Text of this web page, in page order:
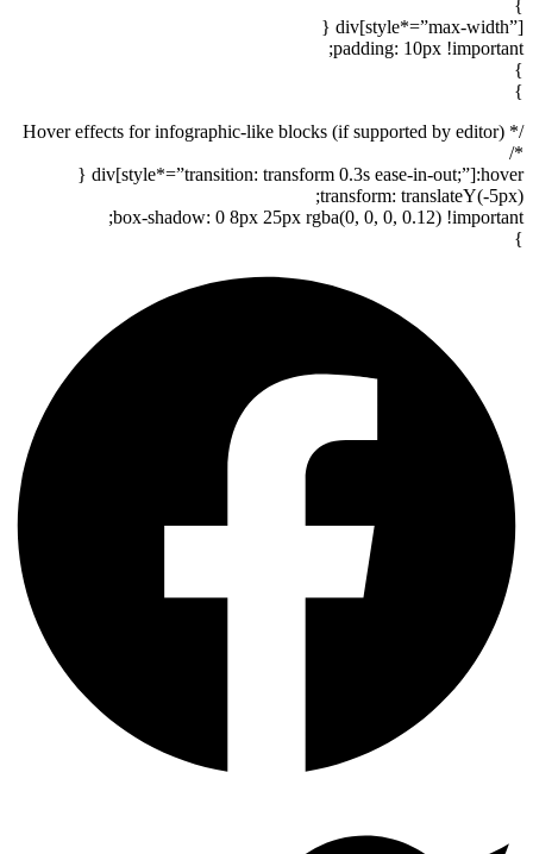
div[style*=”max-
padding: 10px
/* Hover effects for infographic-like blocks (if supported by editor)
div[style*=”transition: transform 0.3s ease-in-
transform: translateY(-
box-shadow: 0 8px 25px rgba(0, 0, 0, 0.12)